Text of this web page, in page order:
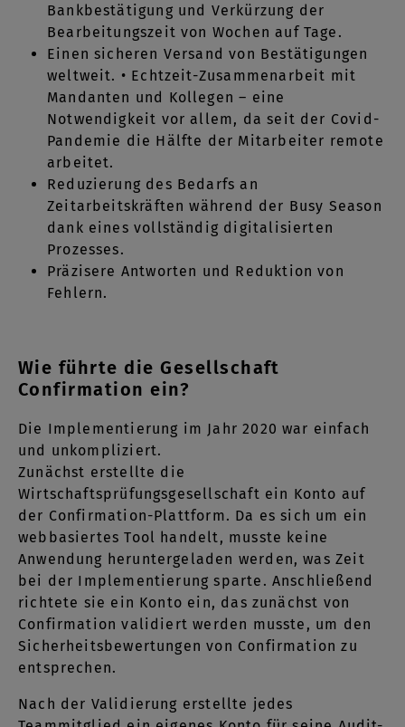
Bankbestätigung und Verkürzung der
Bearbeitungszeit von Wochen auf Tage.
Einen sicheren Versand von Bestätigungen
weltweit. • Echtzeit-Zusammenarbeit mit
Mandanten und Kollegen – eine
Notwendigkeit vor allem, da seit der Covid-
Pandemie die Hälfte der Mitarbeiter remote
arbeitet.
Reduzierung des Bedarfs an
Zeitarbeitskräften während der Busy Season
dank eines vollständig digitalisierten
Prozesses.
Präzisere Antworten und Reduktion von
Fehlern.
Wie führte die Gesellschaft
Confirmation ein?
Die Implementierung im Jahr 2020 war einfach
und unkompliziert.
Zunächst erstellte die
Wirtschaftsprüfungsgesellschaft ein Konto auf
der Confirmation-Plattform. Da es sich um ein
webbasiertes Tool handelt, musste keine
Anwendung heruntergeladen werden, was Zeit
bei der Implementierung sparte. Anschließend
richtete sie ein Konto ein, das zunächst von
Confirmation validiert werden musste, um den
Sicherheitsbewertungen von Confirmation zu
entsprechen.
Nach der Validierung erstellte jedes